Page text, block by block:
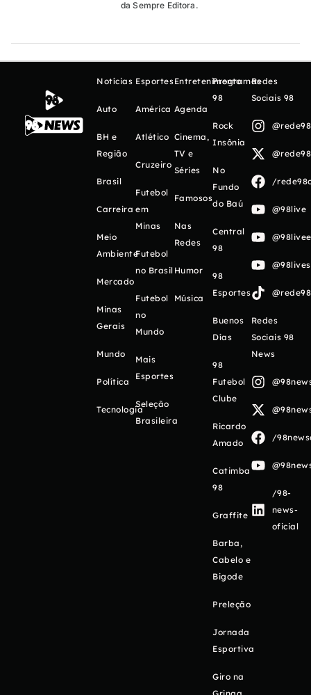
da Sempre Editora.
Notícias
Auto
BH e
Região
Brasil
Carreira
Meio
Ambiente
Mercado
Minas
Gerais
Mundo
Política
Tecnologia
Esportes
América
Atlético
Cruzeiro
Futebol
em
Minas
Futebol
no Brasil
Futebol
no
Mundo
Mais
Esportes
Seleção
Brasileira
Entretenimento
Agenda
Cinema,
TV e
Séries
Famosos
Nas
Redes
Humor
Música
Programas
98
Rock
Insônia
No
Fundo
do Baú
Central
98
98
Esportes
Buenos
Días
98
Futebol
Clube
Ricardo
Amado
Catimba
98
Graffite
Barba,
Cabelo e
Bigode
Preleção
Jornada
Esportiva
Giro na
Redes
Sociais 98
/
@98live
Redes
Sociais 98
News
/
/98-
news-
oficial